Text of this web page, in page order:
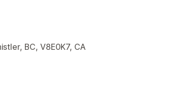
BC, V8E0K7, CA